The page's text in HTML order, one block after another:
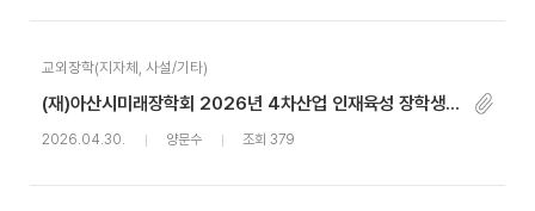
교외장학(지자체, 사설/기타)
(재)아산시미래장학회 2026년 4차산업 인재육성 장학생 선발 공고
2026.04.30. 양문수 조회 379